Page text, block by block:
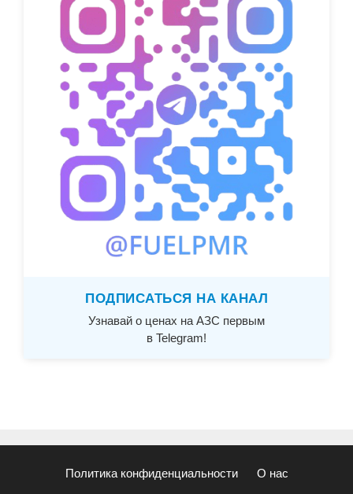
ПОДПИСАТЬСЯ НА КАНАЛ
Узнавай о ценах на АЗС первым
в Telegram!
Политика конфиденциальности О нас